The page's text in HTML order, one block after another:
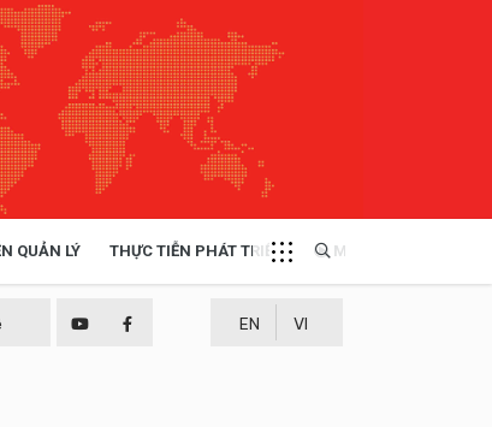
QUẢN LÝ THỰC TIỄN PHÁT TRIỂN MULTIMEDIA
EN VI